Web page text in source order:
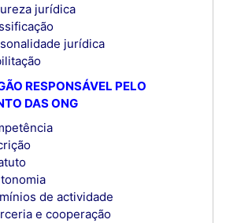
jurídica
jurídica
RESPONSÁVEL PELO
DAS ONG
de actividade
e cooperação